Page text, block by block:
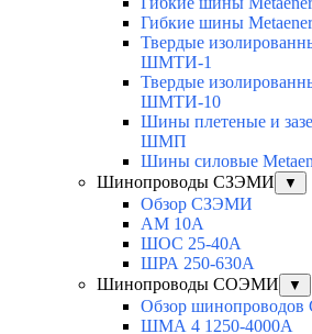
Гибкие шины
Твердые
ШМТИ-1
Твердые
ШМТИ-10
Шины плетеные и
ШМП
Шины силовые
Шинопроводы СЗЭМИ
▼
Обзор СЗЭМИ
АМ 10А
ШОС 25-40А
ШРА 250-630А
Шинопроводы СОЭМИ
▼
Обзор
ШМА 4 1250-4000А